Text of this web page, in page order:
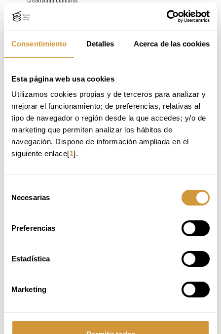
Consentimiento Detalles Acerca de las cookies
Esta página web usa cookies
Utilizamos cookies propias y de terceros para analizar y
mejorar el funcionamiento; de preferencias, relativas al
tipo de navegador o región desde la que accedes; y/o de
marketing que permiten analizar los hábitos de
navegación. Dispone de información ampliada en el
siguiente enlace[1].
Necesarias
Preferencias
Estadística
Marketing
● Introducción a la caza y la sostenibilidad
○ Principios éticos, estacionales y medioambientales.
○ Selección y tratamiento responsable del producto.
● Carnes de caza
○ Tipologías, despiece y preparación.
○ Técnicas de cocción: brasa, estofado, baja temperatura.
○ Limpieza, conservación y cocción creativa.
● Fusiones contemporáneas
○ Creación de platos que integren caza y setas.